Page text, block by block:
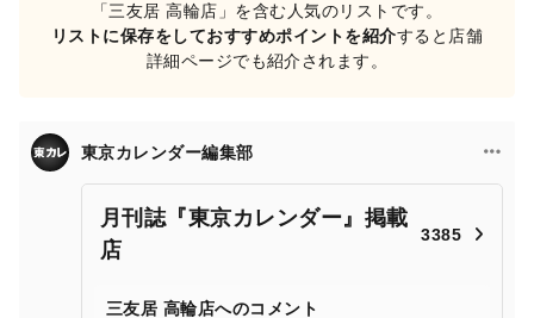
「三友居 高輪店」を含む人気のリストです。
リストに保存をしておすすめポイントを紹介すると店舗
詳細ページでも紹介されます。
東京カレンダー編集部
月刊誌『東京カレンダー』掲載
店
3385
三友居 高輪店へのコメント